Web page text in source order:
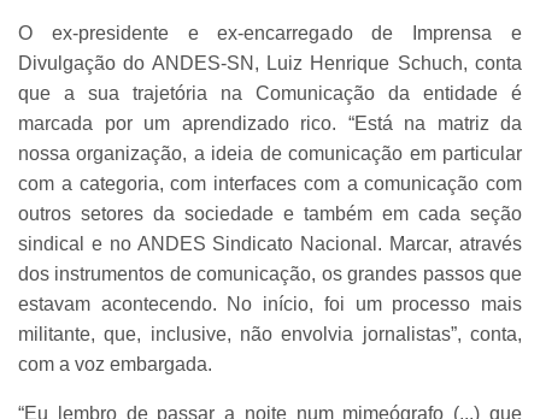
O ex-presidente e ex-encarregado de Imprensa e
Divulgação do ANDES-SN, Luiz Henrique Schuch, conta
que a sua trajetória na Comunicação da entidade é
marcada por um aprendizado rico. “Está na matriz da
nossa organização, a ideia de comunicação em particular
com a categoria, com interfaces com a comunicação com
outros setores da sociedade e também em cada seção
sindical e no ANDES Sindicato Nacional. Marcar, através
dos instrumentos de comunicação, os grandes passos que
estavam acontecendo. No início, foi um processo mais
militante, que, inclusive, não envolvia jornalistas”, conta,
com a voz embargada.
“Eu lembro de passar a noite num mimeógrafo (...) que